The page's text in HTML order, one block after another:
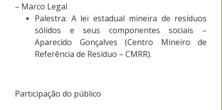
– Marco Legal
Palestra: A lei estadual mineira de resíduos
sólidos e seus componentes sociais –
Aparecido Gonçalves (Centro Mineiro de
Referência de Resíduo – CMRR).
Participação do público